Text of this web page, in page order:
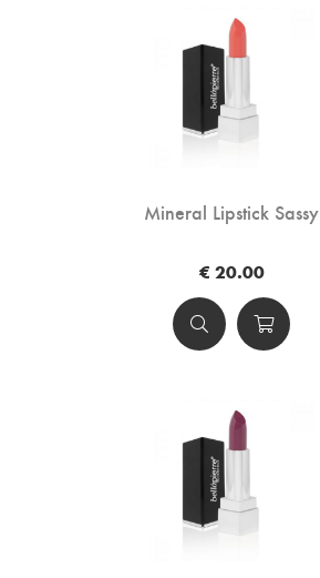
Mineral Lipstick Sassy
€ 20.00